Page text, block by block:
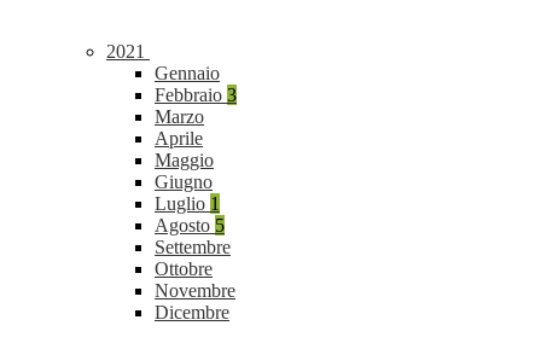
2021
Gennaio
Febbraio 3
Marzo
Aprile
Maggio
Giugno
Luglio 1
Agosto 5
Settembre
Ottobre
Novembre
Dicembre